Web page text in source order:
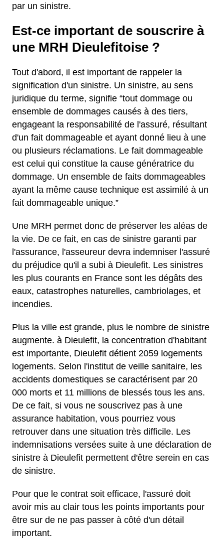
par un sinistre.
Est-ce important de souscrire à
une MRH Dieulefitoise ?
Tout d'abord, il est important de rappeler la
signification d'un sinistre. Un sinistre, au sens
juridique du terme, signifie “tout dommage ou
ensemble de dommages causés à des tiers,
engageant la responsabilité de l'assuré, résultant
d'un fait dommageable et ayant donné lieu à une
ou plusieurs réclamations. Le fait dommageable
est celui qui constitue la cause génératrice du
dommage. Un ensemble de faits dommageables
ayant la même cause technique est assimilé à un
fait dommageable unique.”
Une MRH permet donc de préserver les aléas de
la vie. De ce fait, en cas de sinistre garanti par
l'assurance, l'asseureur devra indemniser l'assuré
du préjudice qu'il a subi à Dieulefit. Les sinistres
les plus courants en France sont les dégâts des
eaux, catastrophes naturelles, cambriolages, et
incendies.
Plus la ville est grande, plus le nombre de sinistre
augmente. à Dieulefit, la concentration d'habitant
est importante, Dieulefit détient 2059 logements
logements. Selon l'institut de veille sanitaire, les
accidents domestiques se caractérisent par 20
000 morts et 11 millions de blessés tous les ans.
De ce fait, si vous ne souscrivez pas à une
assurance habitation, vous pourriez vous
retrouver dans une situation très difficile. Les
indemnisations versées suite à une déclaration de
sinistre à Dieulefit permettent d'être serein en cas
de sinistre.
Pour que le contrat soit efficace, l'assuré doit
avoir mis au clair tous les points importants pour
être sur de ne pas passer à côté d'un détail
important.